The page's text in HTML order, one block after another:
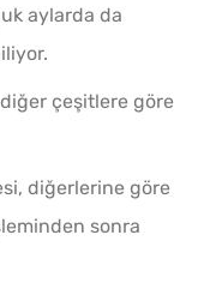
aylarda da
diğer çeşitlere göre
diğerlerine göre
sonra